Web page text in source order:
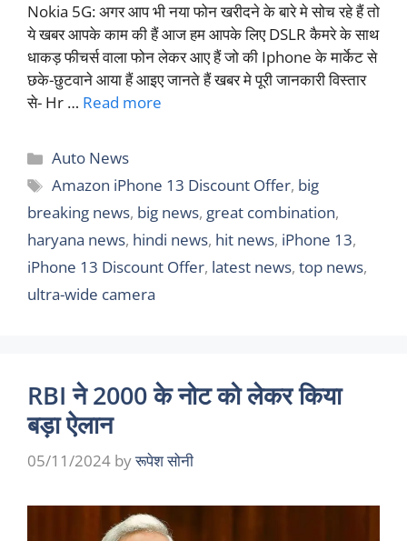
Nokia 5G: अगर आप भी नया फोन खरीदने के बारे मे सोच रहे हैं तो
ये खबर आपके काम की हैं आज हम आपके लिए DSLR कैमरे के साथ
धाकड़ फीचर्स वाला फोन लेकर आए हैं जो की Iphone के मार्केट से
छके-छुटवाने आया हैं आइए जानते हैं खबर मे पूरी जानकारी विस्तार
से- Hr … Read more
Categories
Auto News
Tags
Amazon iPhone 13 Discount Offer, big
breaking news, big news, great combination,
haryana news, hindi news, hit news, iPhone 13,
iPhone 13 Discount Offer, latest news, top news,
ultra-wide camera
RBI ने 2000 के नोट को लेकर किया
बड़ा ऐलान
05/11/2024 byरूपेश सोनी